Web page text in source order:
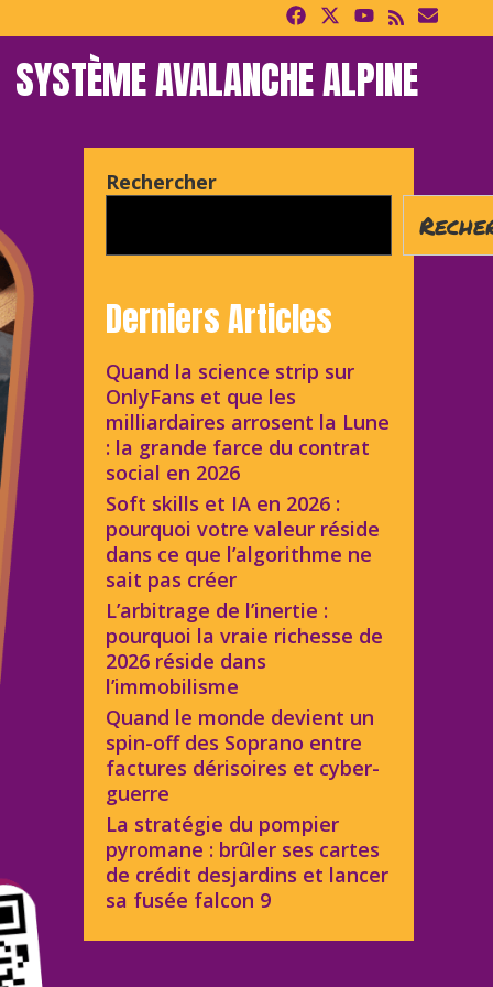
SYSTÈME AVALANCHE ALPINE
Rechercher
Derniers Articles
Quand la science strip sur
OnlyFans et que les
milliardaires arrosent la Lune
: la grande farce du contrat
social en 2026
Soft skills et IA en 2026 :
pourquoi votre valeur réside
dans ce que l’algorithme ne
sait pas créer
L’arbitrage de l’inertie :
pourquoi la vraie richesse de
2026 réside dans
l’immobilisme
Quand le monde devient un
spin-off des Soprano entre
factures dérisoires et cyber-
guerre
La stratégie du pompier
pyromane : brûler ses cartes
de crédit desjardins et lancer
sa fusée falcon 9